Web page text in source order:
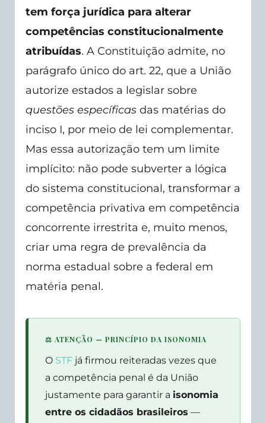
tem força jurídica para alterar
competências constitucionalmente
atribuídas. A Constituição admite, no
parágrafo único do art. 22, que a União
autorize estados a legislar sobre
questões específicas das matérias do
inciso I, por meio de lei complementar.
Mas essa autorização tem um limite
implícito: não pode subverter a lógica
do sistema constitucional, transformar a
competência privativa em competência
concorrente irrestrita e, muito menos,
criar uma regra de prevalência da
norma estadual sobre a federal em
matéria penal.
⚖ ATENÇÃO — PRINCÍPIO DA ISONOMIA
O STF já firmou reiteradas vezes que
a competência penal é da União
justamente para garantir a isonomia
entre os cidadãos brasileiros —